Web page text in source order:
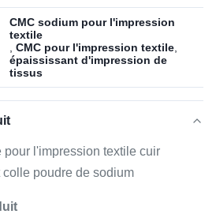
CMC sodium pour l'impression
textile
CMC pour l'impression textile
épaississant d'impression de
tissus
l'impression textile cuir
poudre de sodium